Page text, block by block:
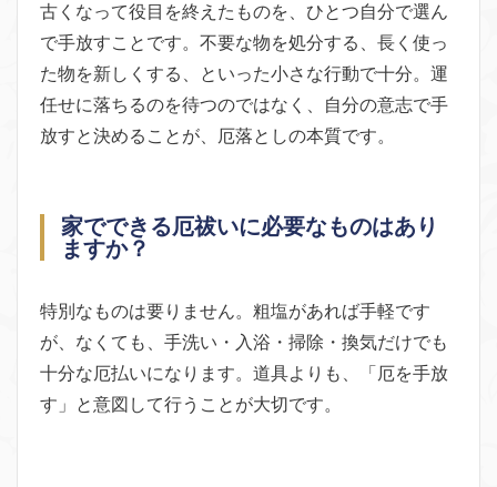
古くなって役目を終えたものを、ひとつ自分で選ん
で手放すことです。不要な物を処分する、長く使っ
た物を新しくする、といった小さな行動で十分。運
任せに落ちるのを待つのではなく、自分の意志で手
放すと決めることが、厄落としの本質です。
家でできる厄祓いに必要なものはあり
ますか？
特別なものは要りません。粗塩があれば手軽です
が、なくても、手洗い・入浴・掃除・換気だけでも
十分な厄払いになります。道具よりも、「厄を手放
す」と意図して行うことが大切です。